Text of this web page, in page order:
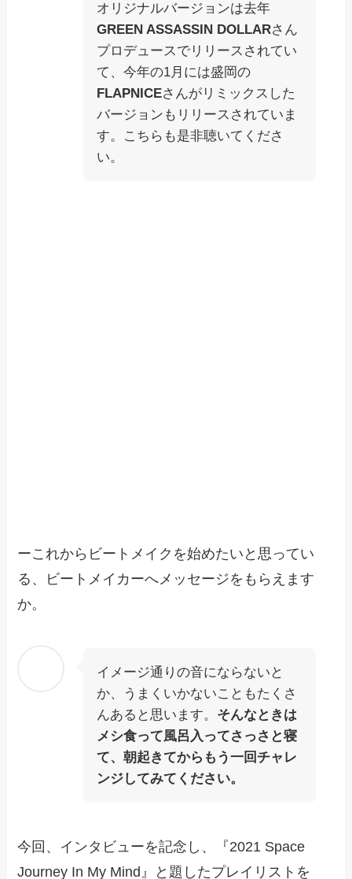
オリジナルバージョンは去年
GREEN ASSASSIN DOLLARさん
プロデュースでリリースされてい
て、今年の1月には盛岡の
FLAPNICEさんがリミックスした
バージョンもリリースされていま
す。こちらも是非聴いてくださ
い。
ーこれからビートメイクを始めたいと思ってい
る、ビートメイカーへメッセージをもらえます
か。
イメージ通りの音にならないと
か、うまくいかないこともたくさ
んあると思います。 そんなときは
メシ食って風呂入ってさっさと寝
て、朝起きてからもう一回チャレ
ンジしてみてください。
今回、インタビューを記念し、『2021 Space
Journey In My Mind』と題したプレイリストを